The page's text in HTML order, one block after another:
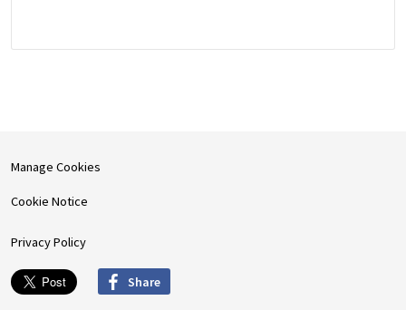
Manage Cookies
Cookie Notice
Privacy Policy
Share